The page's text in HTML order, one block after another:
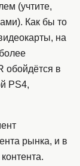
(учтите,
Как бы то
на
обойдётся в
PS4,
рынка, и в